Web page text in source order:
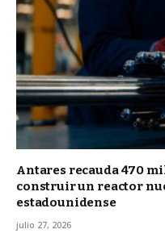
Antares recauda 470
construir un reactor
estadounidense
julio 27, 2026